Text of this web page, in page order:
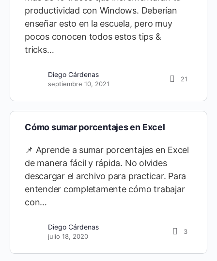
productividad con Windows. Deberían
enseñar esto en la escuela, pero muy
pocos conocen todos estos tips &
tricks…
Diego Cárdenas
septiembre 10, 2021
21
Cómo sumar porcentajes en Excel
📌 Aprende a sumar porcentajes en Excel
de manera fácil y rápida. No olvides
descargar el archivo para practicar. Para
entender completamente cómo trabajar
con…
Diego Cárdenas
julio 18, 2020
3